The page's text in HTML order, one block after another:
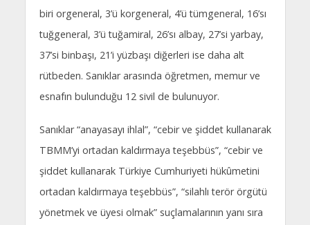
biri orgeneral, 3’ü korgeneral, 4’ü tümgeneral, 16’sı
tuğgeneral, 3’ü tuğamiral, 26’sı albay, 27’si yarbay,
37’si binbaşı, 21’i yüzbaşı diğerleri ise daha alt
rütbeden. Sanıklar arasında öğretmen, memur ve
esnafın bulunduğu 12 sivil de bulunuyor.
Sanıklar “anayasayı ihlal”, “cebir ve şiddet kullanarak
TBMM’yi ortadan kaldırmaya teşebbüs”, “cebir ve
şiddet kullanarak Türkiye Cumhuriyeti hükûmetini
ortadan kaldırmaya teşebbüs”, “silahlı terör örgütü
yönetmek ve üyesi olmak” suçlamalarının yanı sıra